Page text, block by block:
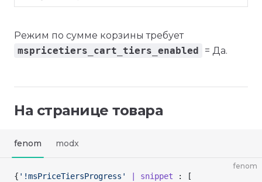
Режим по сумме корзины требует
mspricetiers_cart_tiers_enabled
= Да.
На странице товара
fenom modx
fenom
{ '!msPriceTiersProgress' | snippet : [